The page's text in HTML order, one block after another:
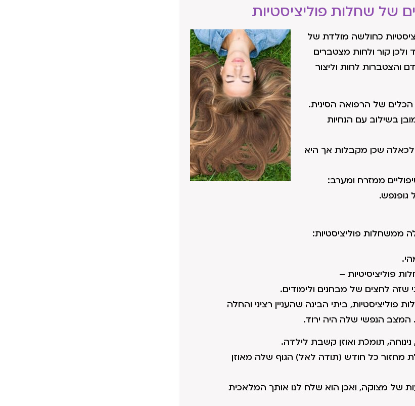
של שחלות פוליציסטיות
כחולשה מולדת של
קור ולחות מצטברים
והצטברות לחות וליצור
של הרפואה הסינית.
בשילוב עם הנחיות
לכאלה שכן מקבלות אך היא
ממזרח ומערב:
גופנפש.
פוליציסיטיות –
ביתי הבינה שהעניין רציני והחלה
הנפשי שלה היה ירוד.
תומכת ואוזן קשבת לילדה.
מחזור כל חודש (תודה לאל) הגוף שלה מאוזן
של מצוקה, ואכן הוא שלח לנו אותך המלאכית